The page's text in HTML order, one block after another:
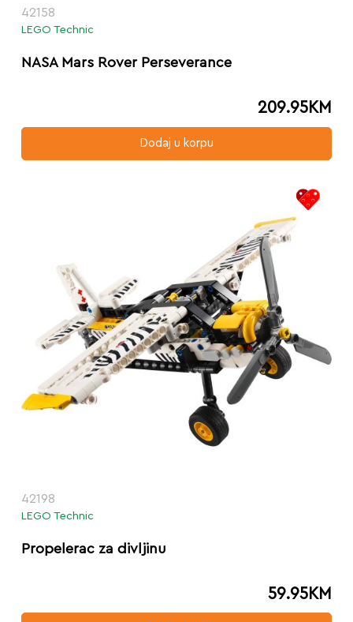
42158
LEGO Technic
NASA Mars Rover Perseverance
209.95KM
Dodaj u korpu
42198
LEGO Technic
Propelerac za divljinu
59.95KM